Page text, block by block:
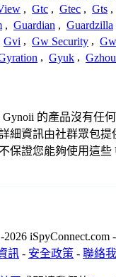
, Gtc , Gtec , Gts ,
, Guardian , Guardzilla
Gvi , Gw Security ,
, Gyuk , Gzhou
Gynoii 的產品沒有任
細資訊由社群眾包
保證您能夠使用這些
iSpyConnect.com -
訊 - 安全政策 - 聯絡